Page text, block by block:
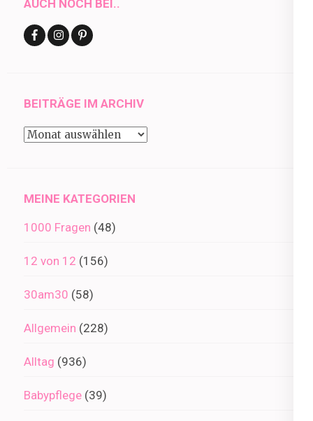
AUCH NOCH BEI..
BEITRÄGE IM ARCHIV
Beiträge
MEINE KATEGORIEN
1000 Fragen (48)
12 von 12 (156)
30am30 (58)
Allgemein (228)
Alltag (936)
Babypflege (39)